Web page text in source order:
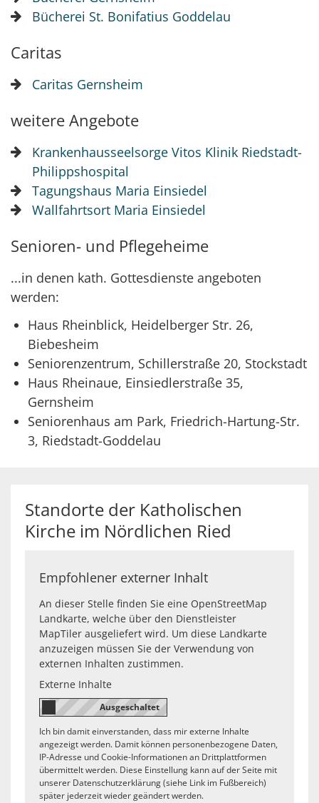
Bücherei St. Bonifatius Goddelau
Caritas
Caritas Gernsheim
weitere Angebote
Krankenhausseelsorge Vitos Klinik Riedstadt-
Philippshospital
Tagungshaus Maria Einsiedel
Wallfahrtsort Maria Einsiedel
Senioren- und Pflegeheime
...in denen kath. Gottesdienste angeboten
werden:
Haus Rheinblick, Heidelberger Str. 26,
Biebesheim
Seniorenzentrum, Schillerstraße 20, Stockstadt
Haus Rheinaue, Einsiedlerstraße 35,
Gernsheim
Seniorenhaus am Park, Friedrich-Hartung-Str.
3, Riedstadt-Goddelau
Standorte der Katholischen
Kirche im Nördlichen Ried
Empfohlener externer Inhalt
An dieser Stelle finden Sie eine OpenStreetMap
Landkarte, welche über den Dienstleister
MapTiler ausgeliefert wird. Um diese Landkarte
anzuzeigen müssen Sie der Verwendung von
externen Inhalten zustimmen.
Externe Inhalte
Ich bin damit einverstanden, dass mir externe Inhalte
angezeigt werden. Damit können personenbezogene Daten,
IP-Adresse und Cookie-Informationen an Drittplattformen
übermittelt werden. Diese Einstellung kann auf der Seite mit
unserer Datenschutzerklärung (siehe Link im Fußbereich)
später jederzeit wieder geändert werden.